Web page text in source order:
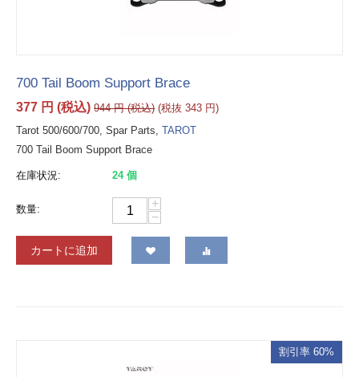
700 Tail Boom Support Brace
377 円 (税込) 944 円(税込) (税抜 343 円)
Tarot 500/600/700, Spar Parts, TAROT
700 Tail Boom Support Brace
在庫状況: 24 個
数量:
+
−
カートに追加
割引率 60%